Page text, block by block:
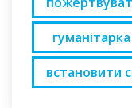
гуманітарка
встановити